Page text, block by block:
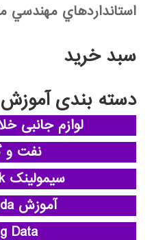
استانداردهاي مهندسي
سبد خرید
دسته بندی
لوازم جانبی
نفت و
سیمولینک simulink
آموزش maxqda
Data